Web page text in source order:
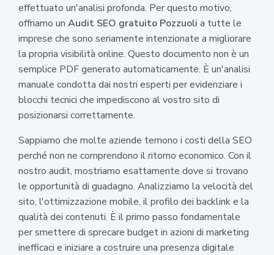
effettuato un'analisi profonda. Per questo motivo,
offriamo un Audit SEO gratuito Pozzuoli a tutte le
imprese che sono seriamente intenzionate a migliorare
la propria visibilità online. Questo documento non è un
semplice PDF generato automaticamente. È un'analisi
manuale condotta dai nostri esperti per evidenziare i
blocchi tecnici che impediscono al vostro sito di
posizionarsi correttamente.
Sappiamo che molte aziende temono i costi della SEO
perché non ne comprendono il ritorno economico. Con il
nostro audit, mostriamo esattamente dove si trovano
le opportunità di guadagno. Analizziamo la velocità del
sito, l'ottimizzazione mobile, il profilo dei backlink e la
qualità dei contenuti. È il primo passo fondamentale
per smettere di sprecare budget in azioni di marketing
inefficaci e iniziare a costruire una presenza digitale